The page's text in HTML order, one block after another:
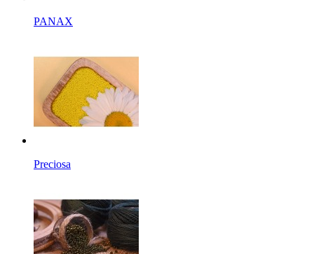
PANAX
Preciosa